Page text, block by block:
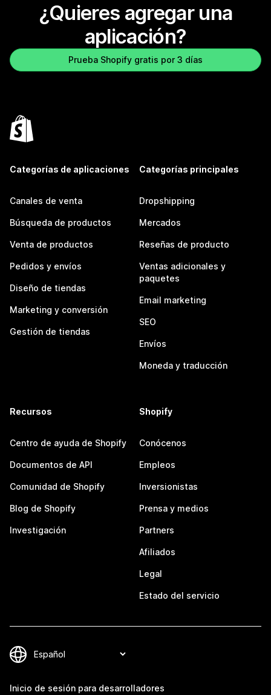
¿Quieres agregar una
aplicación?
Prueba Shopify gratis por 3 días
Categorías de aplicaciones
Canales de venta
Búsqueda de productos
Venta de productos
Pedidos y envíos
Diseño de tiendas
Marketing y conversión
Gestión de tiendas
Categorías principales
Dropshipping
Mercados
Reseñas de producto
Ventas adicionales y
paquetes
Email marketing
SEO
Envíos
Moneda y traducción
Recursos
Centro de ayuda de Shopify
Documentos de API
Comunidad de Shopify
Blog de Shopify
Investigación
Shopify
Conócenos
Empleos
Inversionistas
Prensa y medios
Partners
Afiliados
Legal
Estado del servicio
Inicio de sesión para desarrolladores